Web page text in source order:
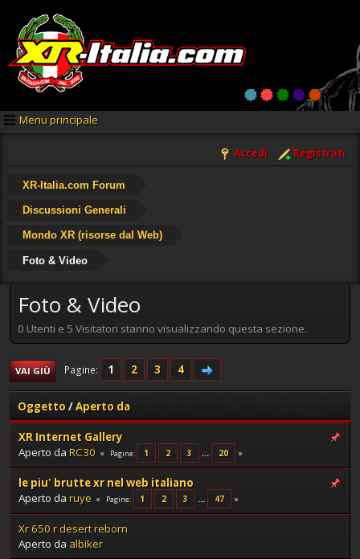
Menu principale
Accedi Registrati
XR-Italia.com Forum
Discussioni Generali
Mondo XR (risorse dal Web)
Foto & Video
Foto & Video
0 Utenti e 5 Visitatori stanno visualizzando questa sezione.
VAI GIÙ Pagine 1 2 3 4
Oggetto/Aperto da
XR Internet Gallery
Aperto da RC30 Pagine 1 2 3 ... 20
le piu' brutte xr nel web italiano
Aperto da ruye Pagine 1 2 3 ... 47
Xr 650 r desert reborn
Aperto da albiker